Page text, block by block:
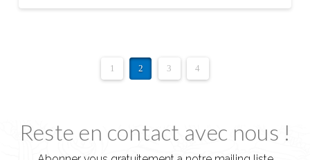
1 2 3 4
Reste en contact avec nous !